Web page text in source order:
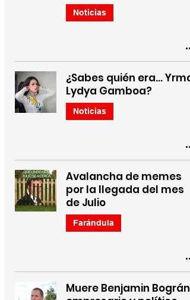
Noticias
¿Sabes quién era... Yrma
Lydya Gamboa?
Noticias
Avalancha de memes
por la llegada del mes
de Julio
Farándula
Muere Benjamin Bográn